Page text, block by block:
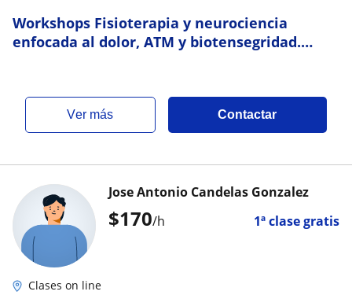
Workshops Fisioterapia y neurociencia
enfocada al dolor, ATM y biotensegridad.
ver más Contactar
$170/h 1ª clase gratis
Jose Antonio Candelas Gonzalez
Clases on line